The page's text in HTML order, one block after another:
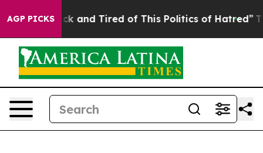
AGP PICKS
Sick and Tired of This Politics of Hatred” The